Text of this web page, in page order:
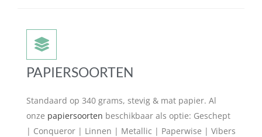
PAPIERSOORTEN
Standaard op 340 grams, stevig & mat papier. Al
onze papiersoorten beschikbaar als optie: Geschept
| Conqueror | Linnen | Metallic | Paperwise | Vibers